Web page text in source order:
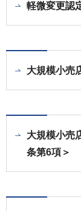
軽微変更認
大規模小売
大規模小売
条第6項＞